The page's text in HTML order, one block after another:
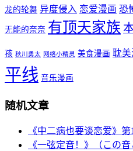
龙的轮舞 异度侵入 恋爱漫画 恐
无能的奈奈 有顶天家族
孩 秋川勇太 网络小精灵 美食漫画 耽美
平线 音乐漫画
随机文章
《中二病也要谈恋爱》
《一弦定音！》（この